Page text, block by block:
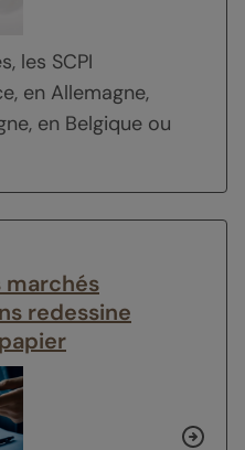
les SCPI
en Allemagne,
en Belgique ou
marchés
redessine